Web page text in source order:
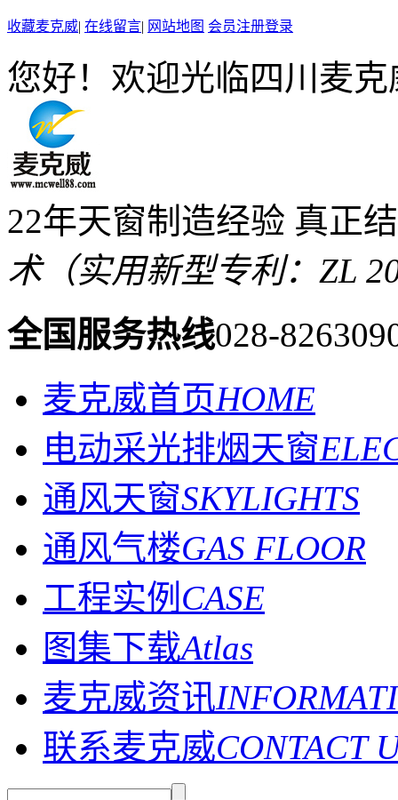
收藏麦克威| 在线留言| 网站地图 会员注册登录
您好！欢迎光临四川麦
22年天窗制造经验 真正
术（实用新型专利：ZL
全国服务热线028-
麦克威首页HOME
电动采光排烟天窗
通风天窗SKYLIGHTS
通风气楼GAS FLOOR
工程实例 CASE
图集下载Atlas
麦克威资讯
联系麦克威CONTACT